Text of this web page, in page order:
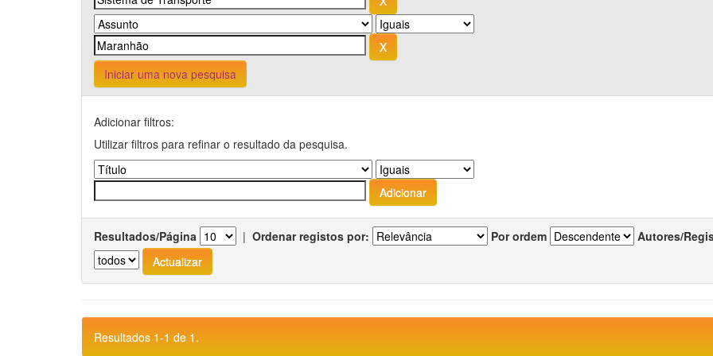
Iniciar uma nova pesquisa
Adicionar filtros:
Utilizar filtros para refinar o resultado da pesquisa.
Resultados/Página | Ordenar registos por: Por ordem Autores/
Resultados 1-1 de 1.